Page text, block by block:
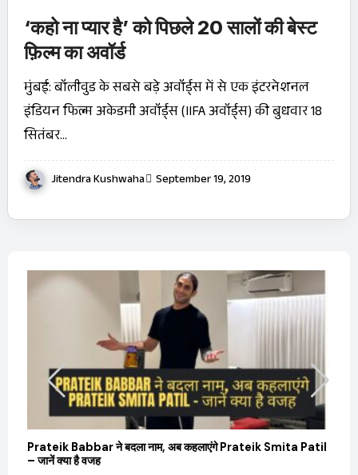
‘कहो ना प्यार है’ को पिछले 20 सालों की बेस्ट
फ़िल्म का अवॉर्ड
मुंबई: बॉलीवुड के सबसे बड़े अवॉर्ड्स में से एक इंटरनेशनल
इंडियन फिल्म अकेडमी अवॉर्ड्स (IIFA अवॉर्ड्स) की बुधवार 18
सितंबर…
Jitendra Kushwaha September 19, 2019
Prateik Babbar ने बदला नाम, अब कहलाएंगे Prateik Smita Patil
– जानें क्या है वजह